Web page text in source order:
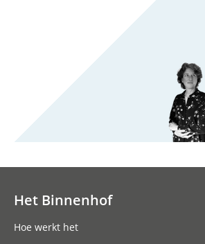
Het Binnenhof
Hoe werkt het